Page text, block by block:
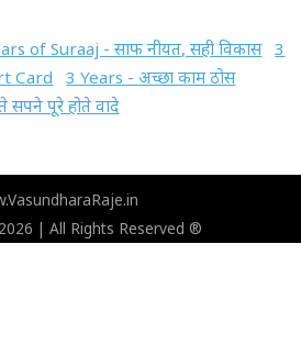
of Suraaj - साफ नीयत, सही विकास 3
Card
3 Years - अच्छा काम ठोस
सपने पूरे होते वादे
| All Rights Reserved ®